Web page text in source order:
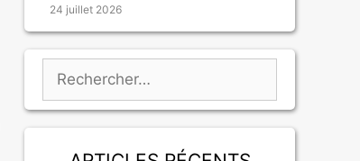
24 juillet 2026